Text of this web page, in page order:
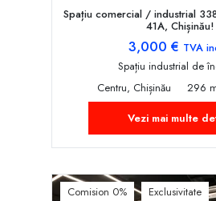
Spațiu comercial / industrial
41A, Chișinău!
3,000 € TVA
Spațiu industrial de
Centru, Chișinău
296
Vezi mai multe
Comision 0% Exclusivitate